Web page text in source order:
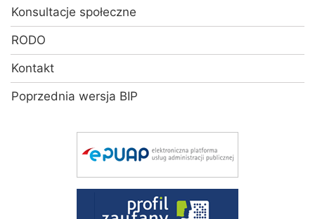
Konsultacje społeczne
RODO
Kontakt
Poprzednia wersja BIP